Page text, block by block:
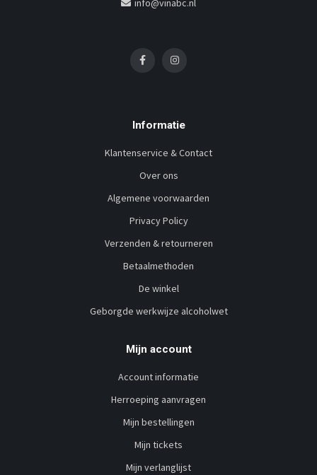
info@vinabc.nl
Informatie
Klantenservice & Contact
Over ons
Algemene voorwaarden
Privacy Policy
Verzenden & retourneren
Betaalmethoden
De winkel
Geborgde werkwijze alcoholwet
Mijn account
Account informatie
Herroeping aanvragen
Mijn bestellingen
Mijn tickets
Mijn verlanglijst